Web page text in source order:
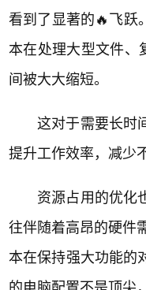
看到了显著的🔥飞跃
本在处理大型文件、
间被大大缩短。
这对于需要长时
提升工作效率，减少
资源占用的优化
往伴随着高昂的硬件
本在保持强大功能的